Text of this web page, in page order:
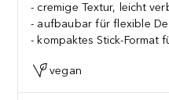
cremige Textur, leicht
aufbaubar für flexible
kompaktes Stick-Format
vegan